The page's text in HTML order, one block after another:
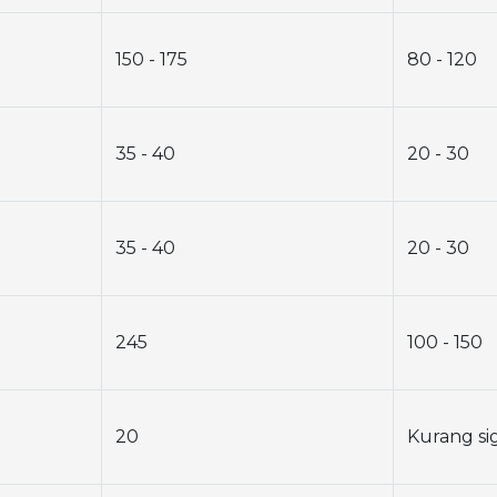
150 - 175 80 - 120
35 - 40 20 - 30
35 - 40 20 - 30
245 100 - 150
20 Kurang